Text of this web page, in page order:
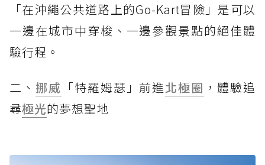
「在沖繩公共道路上的Go-Kart冒險」是可以
一邊在城市中穿梭、一邊參觀景點的絕佳體
驗行程。
二、 挪威 「特羅姆瑟」前進北極圈 ，體驗追
尋極光的夢想聖地